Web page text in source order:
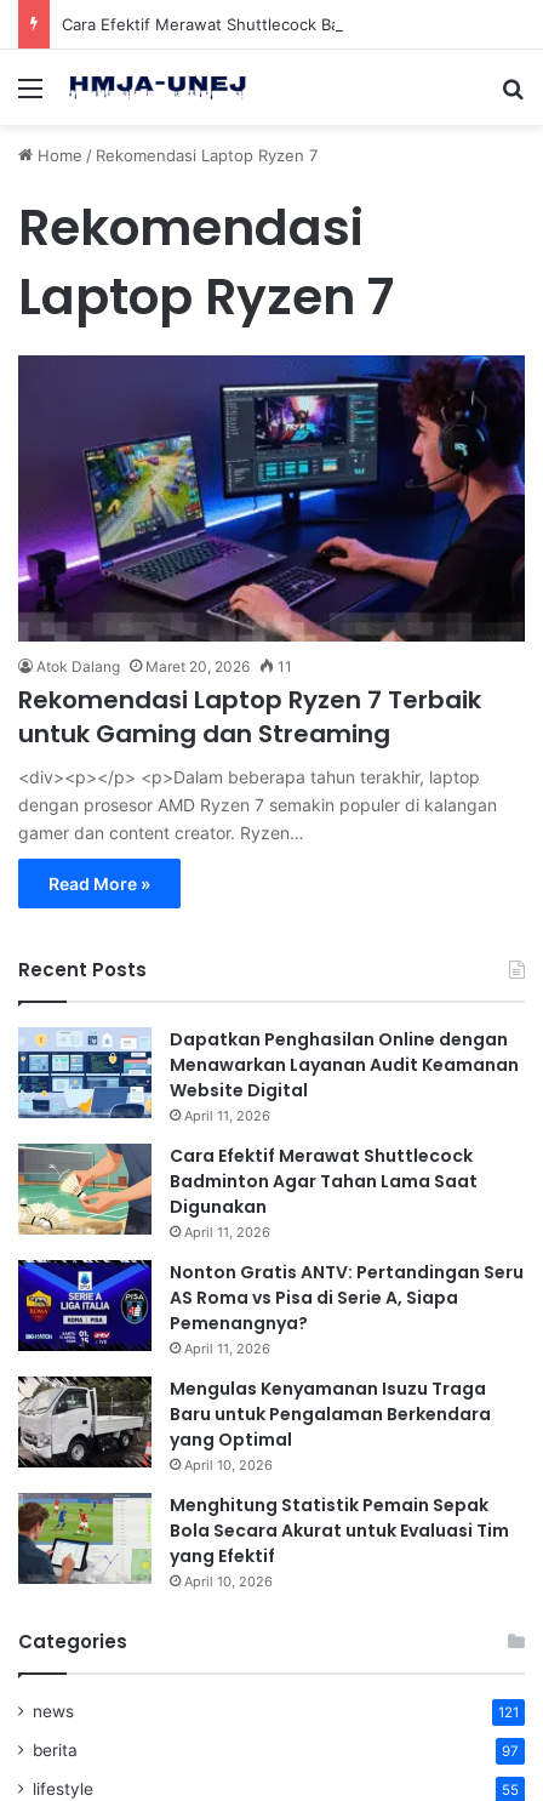
Menu
Home / Rekomendasi Laptop Ryzen 7
Rekomendasi
Laptop Ryzen 7
Atok Dalang Maret 20, 2026 11
Rekomendasi Laptop Ryzen 7 Terbaik
untuk Gaming dan Streaming
<div><p></p> <p>Dalam beberapa tahun terakhir, laptop
dengan prosesor AMD Ryzen 7 semakin populer di kalangan
gamer dan content creator. Ryzen…
Read More »
Recent Posts
Dapatkan Penghasilan Online dengan
Menawarkan Layanan Audit Keamanan
Website Digital
April 11, 2026
Cara Efektif Merawat Shuttlecock
Badminton Agar Tahan Lama Saat
Digunakan
April 11, 2026
Nonton Gratis ANTV: Pertandingan Seru
AS Roma vs Pisa di Serie A, Siapa
Pemenangnya?
April 11, 2026
Mengulas Kenyamanan Isuzu Traga
Baru untuk Pengalaman Berkendara
yang Optimal
April 10, 2026
Menghitung Statistik Pemain Sepak
Bola Secara Akurat untuk Evaluasi Tim
yang Efektif
April 10, 2026
Categories
news 121
berita 97
lifestyle 55